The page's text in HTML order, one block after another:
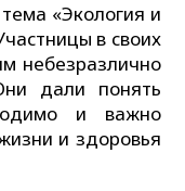
«Экология и
в своих
небезразлично
дали понять
и важно
и здоровья